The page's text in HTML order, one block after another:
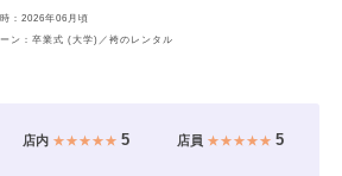
：2026年06月頃
ーン：卒業式 (大学)／袴のレンタル
店内★★★★★ 5 店員 ★★★★★5